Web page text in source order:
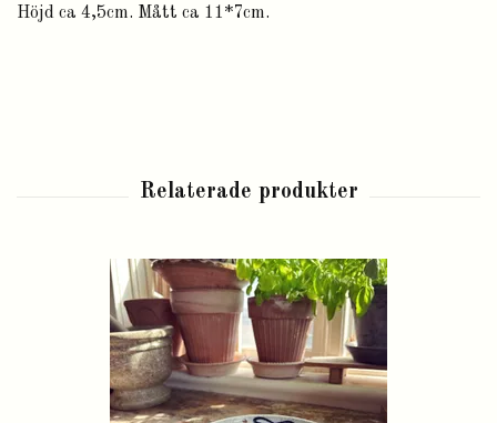
Höjd ca 4,5cm. Mått ca 11*7cm.